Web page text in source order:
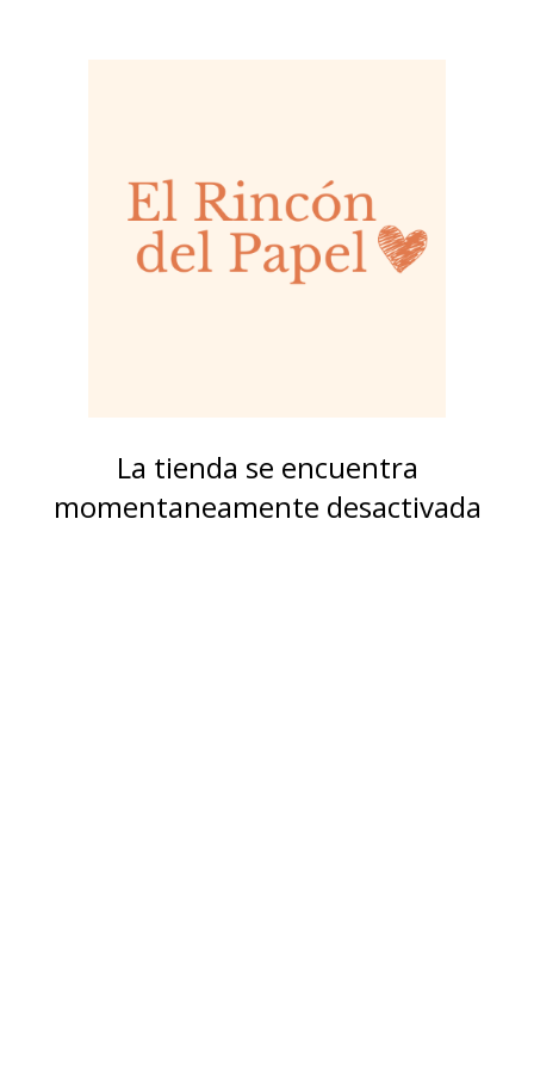
La tienda se encuentra
momentaneamente desactivada